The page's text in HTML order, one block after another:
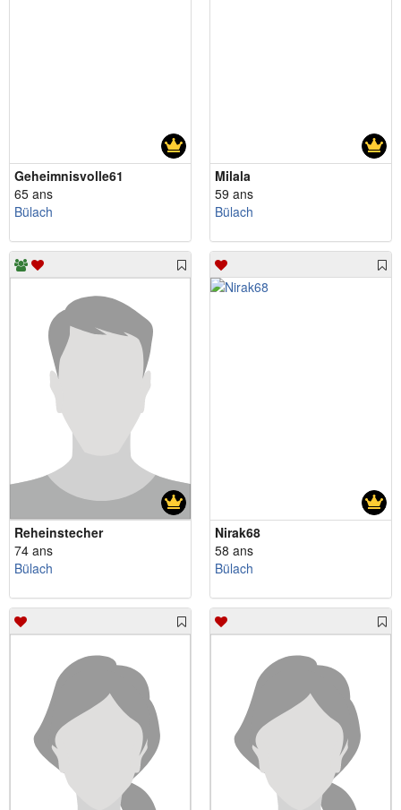
Geheimnisvolle61
65 ans
Bülach
Milala
59 ans
Bülach
Reheinstecher
74 ans
Bülach
Nirak68
58 ans
Bülach